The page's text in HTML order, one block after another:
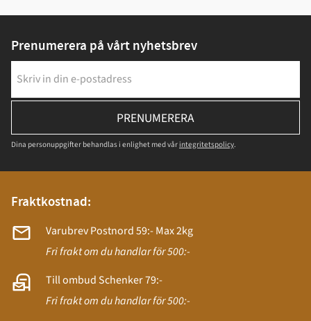
Prenumerera på vårt nyhetsbrev
PRENUMERERA
Dina personuppgifter behandlas i enlighet med vår integritetspolicy.
Fraktkostnad:
Varubrev Postnord 59:- Max 2kg
Fri frakt om du handlar för 500:-
Till ombud Schenker 79:-
Fri frakt om du handlar för 500:-